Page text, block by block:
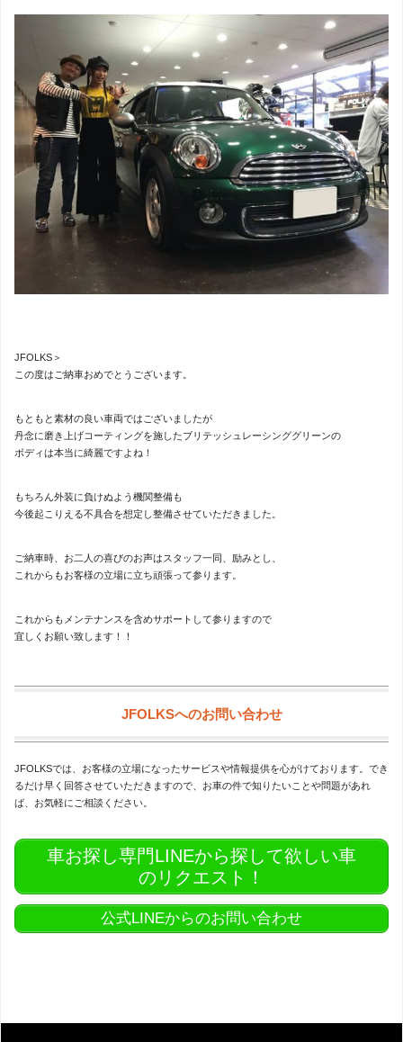
JFOLKS＞
この度はご納車おめでとうございます。
もともと素材の良い車両ではございましたが
丹念に磨き上げコーティングを施したブリテッシュレーシンググリーンの
ボディは本当に綺麗ですよね！
もちろん外装に負けぬよう機関整備も
今後起こりえる不具合を想定し整備させていただきました。
ご納車時、お二人の喜びのお声はスタッフ一同、励みとし、
これからもお客様の立場に立ち頑張って参ります。
これからもメンテナンスを含めサポートして参りますので
宜しくお願い致します！！
JFOLKSへのお問い合わせ
JFOLKSでは、お客様の立場になったサービスや情報提供を心がけております。でき
るだけ早く回答させていただきますので、お車の件で知りたいことや問題があれ
ば、お気軽にご相談ください。
車お探し専門LINEから探して欲しい車
のリクエスト！
公式LINEからのお問い合わせ